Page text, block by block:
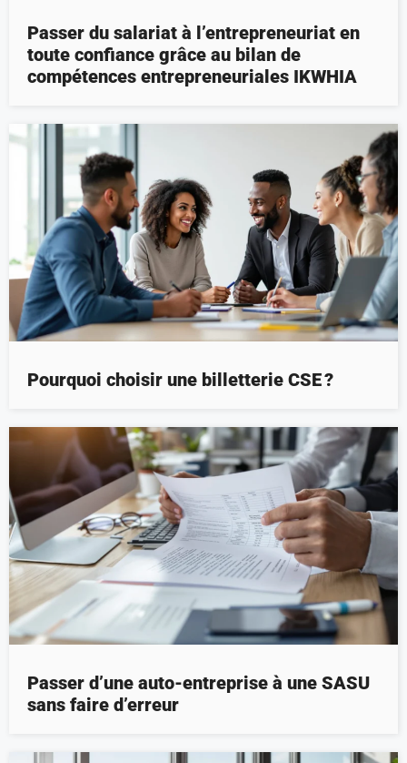
Passer du salariat à l’entrepreneuriat en
toute confiance grâce au bilan de
compétences entrepreneuriales IKWHIA
Pourquoi choisir une billetterie CSE ?
Passer d’une auto-entreprise à une SASU
sans faire d’erreur